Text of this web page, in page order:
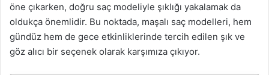
öne çıkarken, doğru saç modeliyle şıklığı yakalamak da
oldukça önemlidir. Bu noktada, maşalı saç modelleri, hem
gündüz hem de gece etkinliklerinde tercih edilen şık ve
göz alıcı bir seçenek olarak karşımıza çıkıyor.